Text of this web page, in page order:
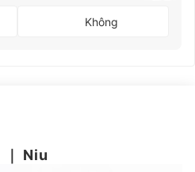
Không
Niu